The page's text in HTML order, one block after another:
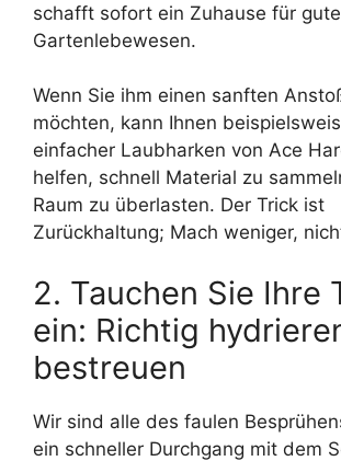
schafft sofort ein Zuhause für gute
Gartenlebewesen.
Wenn Sie ihm einen sanften
möchten, kann Ihnen
einfacher Laubharken von Ace
helfen, schnell Material zu
Raum zu überlasten. Der Trick ist
Zurückhaltung; Mach weniger,
2. Tauchen Sie Ihre
ein: Richtig
bestreuen
Wir sind alle des faulen
ein schneller Durchgang mit dem